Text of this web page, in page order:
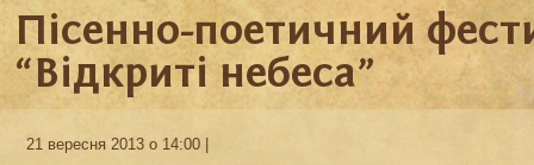
Пісенно-поетичний
“Відкриті небеса”
21 вересня 2013 о 14:00 |